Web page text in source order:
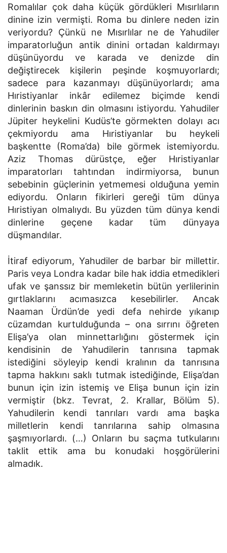
Romalılar çok daha küçük gördükleri Mısırlıların
dinine izin vermişti. Roma bu dinlere neden izin
veriyordu? Çünkü ne Mısırlılar ne de Yahudiler
imparatorluğun antik dinini ortadan kaldırmayı
düşünüyordu ve karada ve denizde din
değiştirecek kişilerin peşinde koşmuyorlardı;
sadece para kazanmayı düşünüyorlardı; ama
Hıristiyanlar inkâr edilemez biçimde kendi
dinlerinin baskın din olmasını istiyordu. Yahudiler
Jüpiter heykelini Kudüs’te görmekten dolayı acı
çekmiyordu ama Hıristiyanlar bu heykeli
başkentte (Roma’da) bile görmek istemiyordu.
Aziz Thomas dürüstçe, eğer Hıristiyanlar
imparatorları tahtından indirmiyorsa, bunun
sebebinin güçlerinin yetmemesi olduğuna yemin
ediyordu. Onların fikirleri gereği tüm dünya
Hıristiyan olmalıydı. Bu yüzden tüm dünya kendi
dinlerine geçene kadar tüm dünyaya
düşmandılar.
İtiraf ediyorum, Yahudiler de barbar bir millettir.
Paris veya Londra kadar bile hak iddia etmedikleri
ufak ve şanssız bir memleketin bütün yerlilerinin
gırtlaklarını acımasızca kesebilirler. Ancak
Naaman Ürdün’de yedi defa nehirde yıkanıp
cüzamdan kurtulduğunda – ona sırrını öğreten
Elişa’ya olan minnettarlığını göstermek için
kendisinin de Yahudilerin tanrısına tapmak
istediğini söyleyip kendi kralının da tanrısına
tapma hakkını saklı tutmak istediğinde, Elişa’dan
bunun için izin istemiş ve Elişa bunun için izin
vermiştir (bkz. Tevrat, 2. Krallar, Bölüm 5).
Yahudilerin kendi tanrıları vardı ama başka
milletlerin kendi tanrılarına sahip olmasına
şaşmıyorlardı. (…) Onların bu saçma tutkularını
taklit ettik ama bu konudaki hoşgörülerini
almadık.